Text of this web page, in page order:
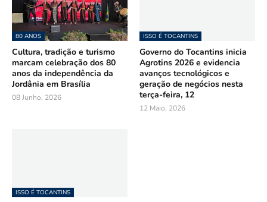
80 ANOS
Cultura, tradição e turismo
marcam celebração dos 80
anos da independência da
Jordânia em Brasília
08 Junho, 2026
ISSO É TOCANTINS
Governo do Tocantins inicia
Agrotins 2026 e evidencia
avanços tecnológicos e
geração de negócios nesta
terça-feira, 12
12 Maio, 2026
ISSO É TOCANTINS